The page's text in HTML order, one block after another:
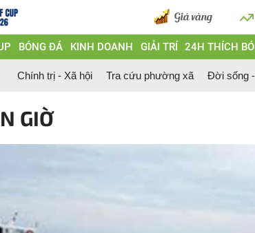
BÓNG ĐÁ KINH DOANH GIẢI TRÍ 24H THÍCH
Chính trị - Xã hội Tra cứu phường xã Đời sống
GIỜ